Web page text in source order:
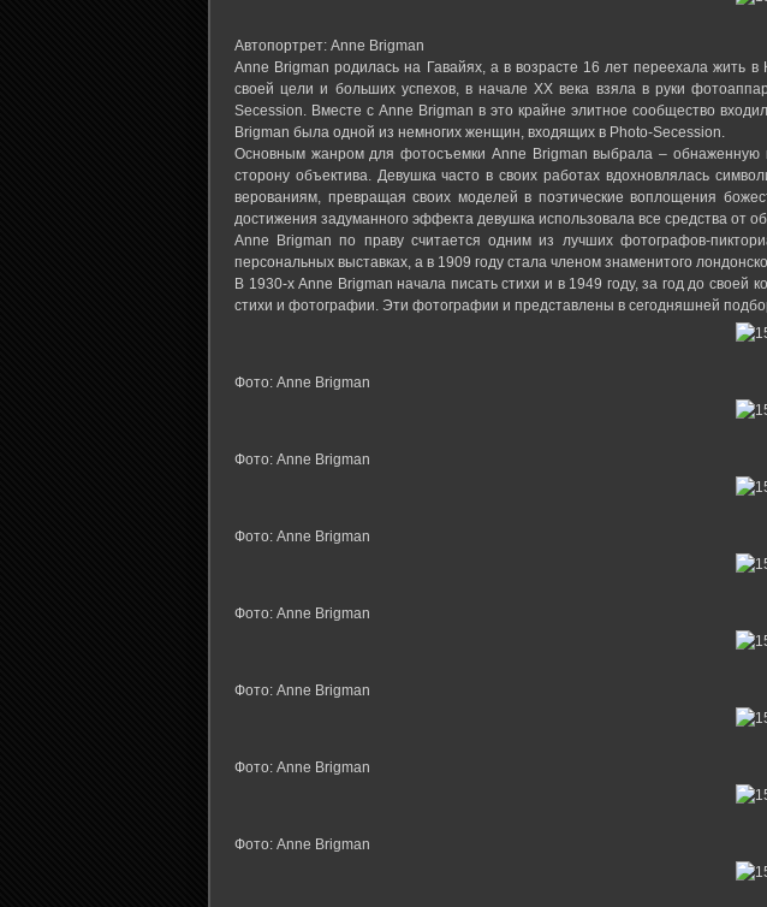
Автопортрет: Anne Brigman
Anne Brigman родилась на Гавайях, а в возрасте 16 лет переехала жить
своей цели и больших успехов, в начале XX века взяла в руки
Secession. Вместе с Anne Brigman в это крайне элитное сообщество
Brigman была одной из немногих женщин, входящих в Photo-Secession.
Основным жанром для фотосъемки Anne Brigman выбрала –
сторону объектива. Девушка часто в своих работах вдохновлялась
верованиям, превращая своих моделей в поэтические воплощения
достижения задуманного эффекта девушка использовала все средства от
Anne Brigman по праву считается одним из лучших фотографов-
персональных выставках, а в 1909 году стала членом знаменитого
В 1930-х Anne Brigman начала писать стихи и в 1949 году, за год до
стихи и фотографии. Эти фотографии и представлены в сегодняшней
Фото: Anne Brigman
Фото: Anne Brigman
Фото: Anne Brigman
Фото: Anne Brigman
Фото: Anne Brigman
Фото: Anne Brigman
Фото: Anne Brigman